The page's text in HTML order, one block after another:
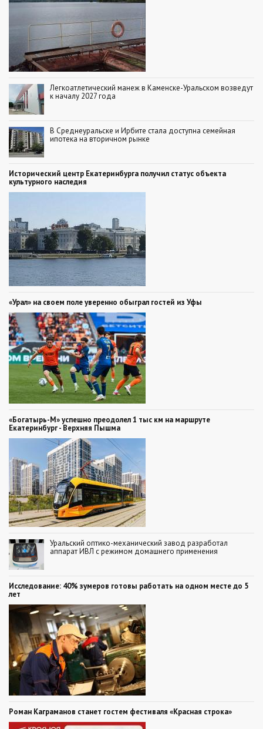
Легкоатлетический манеж в Каменске-Уральском возведут
к началу 2027 года
В Среднеуральске и Ирбите стала доступна семейная
ипотека на вторичном рынке
Исторический центр Екатеринбурга получил статус объекта
культурного наследия
«Урал» на своем поле уверенно обыграл гостей из Уфы
«Богатырь-М» успешно преодолел 1 тыс км на маршруте
Екатеринбург - Верхняя Пышма
Уральский оптико-механический завод разработал
аппарат ИВЛ с режимом домашнего применения
Исследование: 40% зумеров готовы работать на одном месте до 5
лет
Роман Каграманов станет гостем фестиваля «Красная строка»